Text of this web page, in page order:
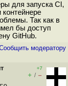
для запуска CI,
Так как в
бы доступ
GitHub.
модератору
+7
+ / –